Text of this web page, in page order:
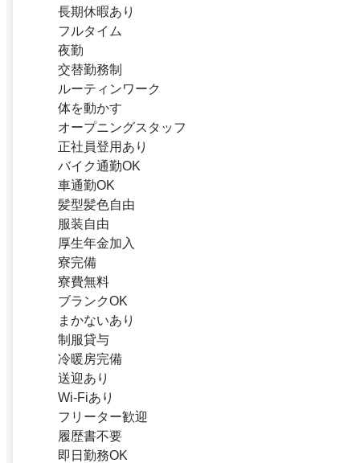
長期休暇あり
フルタイム
夜勤
交替勤務制
ルーティンワーク
体を動かす
オープニングスタッフ
正社員登用あり
バイク通勤OK
車通勤OK
髪型髪色自由
服装自由
厚生年金加入
寮完備
寮費無料
ブランクOK
まかないあり
制服貸与
冷暖房完備
送迎あり
Wi-Fiあり
フリーター歓迎
履歴書不要
即日勤務OK